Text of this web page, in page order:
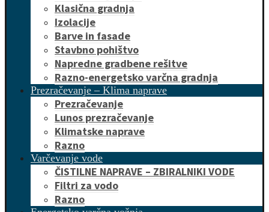
Klasična gradnja
Izolacije
Barve in fasade
Stavbno pohištvo
Napredne gradbene rešitve
Razno-energetsko varčna gradnja
Prezračevanje – Klima naprave
Prezračevanje
Lunos prezračevanje
Klimatske naprave
Razno
Varčevanje vode
ČISTILNE NAPRAVE – ZBIRALNIKI VODE
Filtri za vodo
Razno